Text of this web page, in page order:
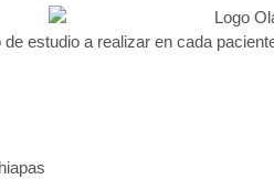
estudio a realizar en cada